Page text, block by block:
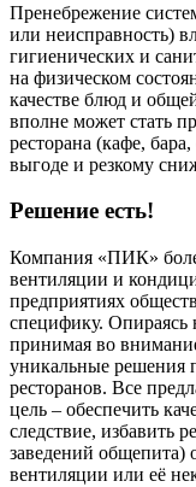
Пренебрежение
или неисправность)
гигиенических и
на физическом
качестве блюд и
вполне может стать
ресторана (кафе,
выгоде и резкому
Решение есть!
Компания «ПИК»
вентиляции и
предприятиях
специфику. Опираясь
принимая во
уникальные решения
ресторанов. Все
цель – обеспечить
следствие, избавить
заведений общепита)
вентиляции или её